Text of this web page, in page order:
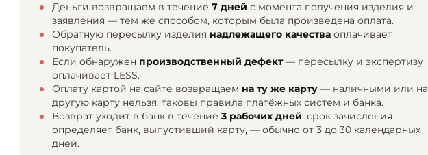
Деньги возвращаем в течение 7 дней с момента получения изделия и
заявления — тем же способом, которым была произведена оплата.
Обратную пересылку изделия надлежащего качества оплачивает
покупатель.
Если обнаружен производственный дефект— пересылку и экспертизу
оплачивает LESS.
Оплату картой на сайте возвращаем на ту же карту — наличными или на
другую карту нельзя, таковы правила платёжных систем и банка.
Возврат уходит в банк в течение 3 рабочих дней; срок зачисления
определяет банк, выпустивший карту, — обычно от 3 до 30 календарных
дней.